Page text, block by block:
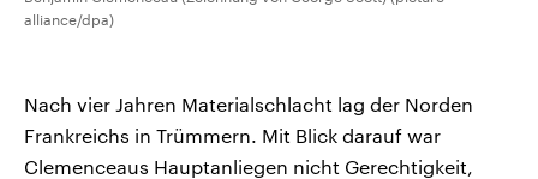
alliance/dpa)
Nach vier Jahren Materialschlacht lag der Norden
Frankreichs in Trümmern. Mit Blick darauf war
Clemenceaus Hauptanliegen nicht Gerechtigkeit,